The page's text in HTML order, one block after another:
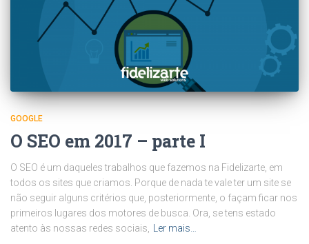
GOOGLE
O SEO em 2017 – parte I
O SEO é um daqueles trabalhos que fazemos na Fidelizarte, em
todos os sites que criamos. Porque de nada te vale ter um site se
não seguir alguns critérios que, posteriormente, o façam ficar nos
primeiros lugares dos motores de busca. Ora, se tens estado
atento às nossas redes sociais, Ler mais…